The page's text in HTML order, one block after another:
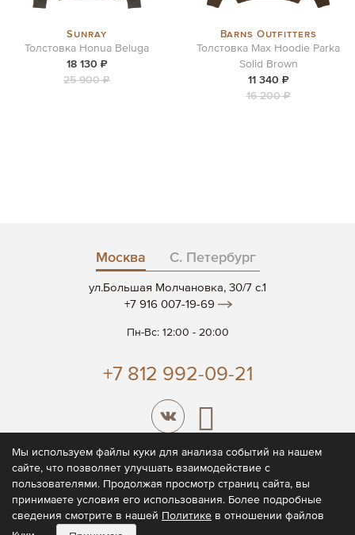
Sunray
Толстовка Honua Beluga
18 130 ₽
25 900 ₽
Barns Outfitters
Толстовка Max Hoodie Parka
Solid Brown
11 340 ₽
16 200 ₽
Москва С. Петербург
ул.Большая Молчановка, 30/7 c.1
+7 916 007-19-69
Пн-Вс: 12:00 - 20:00
+7 812 992-09-21
Политика конфиденциальности
Пользовательское соглашение
Мы используем файлы куки для анализа событий на нашем
сайте, что позволяет улучшать взаимодействие с
пользователями. Продолжая просмотр страниц сайта, вы
принимаете условия его использования. Более подробные
сведения смотрите в нашей Политике в отношении файлов